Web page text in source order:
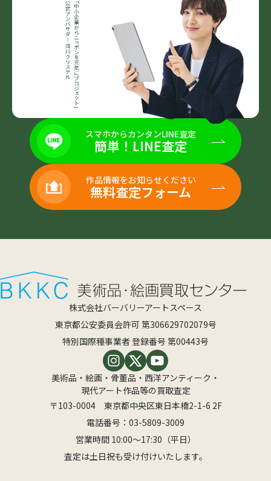
スマホからカンタンLINE査定
簡単！LINE査定
作品情報をお知らせください
無料査定フォーム
株式会社バーバリーアートスペース
東京都公安委員会許可 第306629702079号
特別国際種事業者 登録番号 第00443号
美術品・絵画・骨董品・西洋アンティーク・
現代アート作品等の買取査定
〒103-0004 東京都中央区東日本橋2-1-6 2F
電話番号： 03-5809-3009
営業時間 10:00〜17:30（平日）
査定は土日祝も受け付けいたします。